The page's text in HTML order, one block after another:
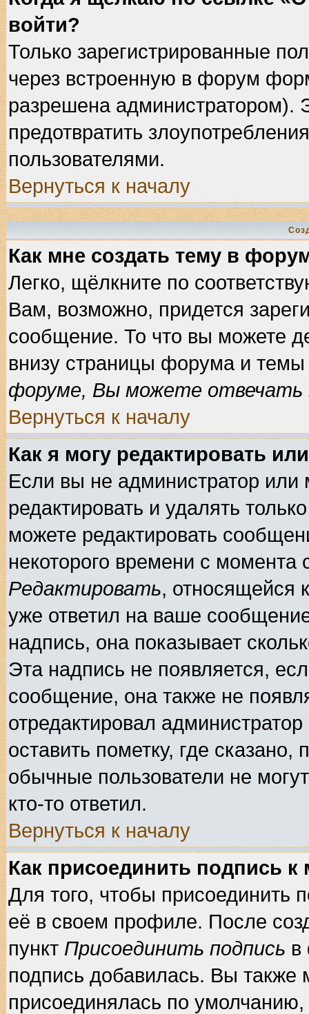
войти?
Только зарегистрированные
через встроенную в форум
разрешена администратором).
предотвратить
пользователями.
Вернуться к началу
Как мне создать тему в
Легко, щёлкните по
Вам, возможно, придется
сообщение. То что вы можете
внизу страницы форума и темы
форуме, Вы можете отвечать
Вернуться к началу
Как я могу редактировать
Если вы не администратор
редактировать и удалять
можете редактировать
некоторого времени с момента
Редактировать, относящейся
уже ответил на ваше
надпись, она показывает
Эта надпись не появляется,
сообщение, она также не
отредактировал
оставить пометку, где
обычные пользователи не
кто-то ответил.
Вернуться к началу
Как присоединить подпись
Для того, чтобы присоединить
её в своем профиле. После
пункт Присоединить подпись в
подпись добавилась. Вы также
присоединялась по умолчанию,